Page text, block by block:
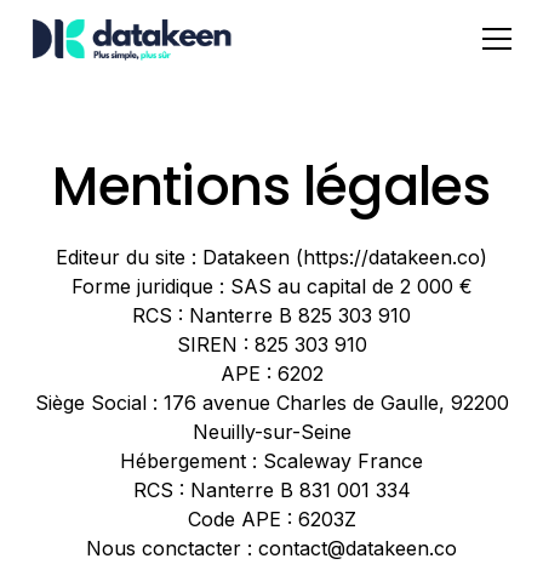
Mentions légales
Editeur du site : Datakeen (https://datakeen.co)
Forme juridique : SAS au capital de 2 000 €
RCS : Nanterre B 825 303 910
SIREN : 825 303 910
APE : 6202
Siège Social : 176 avenue Charles de Gaulle, 92200
Neuilly-sur-Seine
Hébergement : Scaleway France
RCS : Nanterre B 831 001 334
Code APE : 6203Z
Nous conctacter : contact@datakeen.co